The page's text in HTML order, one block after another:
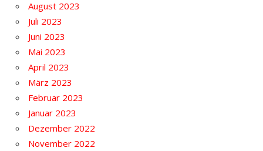
August 2023
Juli 2023
Juni 2023
Mai 2023
April 2023
März 2023
Februar 2023
Januar 2023
Dezember 2022
November 2022